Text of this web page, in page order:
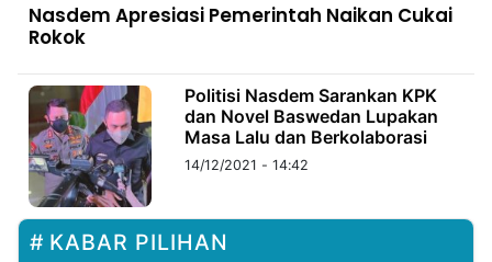
Nasdem Apresiasi Pemerintah Naikan Cukai
Rokok
Politisi Nasdem Sarankan KPK
dan Novel Baswedan Lupakan
Masa Lalu dan Berkolaborasi
14/12/2021 - 14:42
KABAR PILIHAN